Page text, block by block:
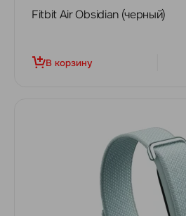
Fitbit Air Obsidian (черный)
В корзину